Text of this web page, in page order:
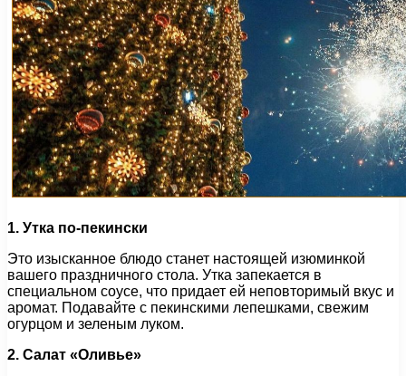
1. Утка по-пекински
Это изысканное блюдо станет настоящей изюминкой
вашего праздничного стола. Утка запекается в
специальном соусе, что придает ей неповторимый вкус и
аромат. Подавайте с пекинскими лепешками, свежим
огурцом и зеленым луком.
2. Салат «Оливье»